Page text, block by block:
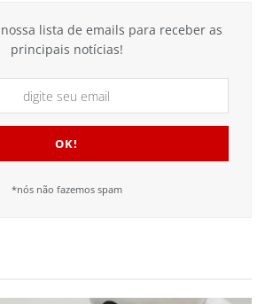
lista de emails para receber as
principais notícias!
*nós não fazemos spam